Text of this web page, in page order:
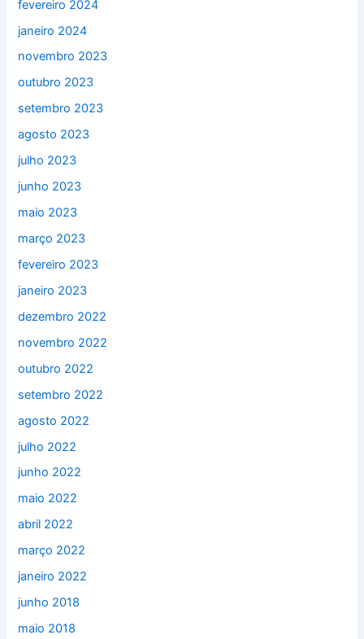
fevereiro 2024
janeiro 2024
novembro 2023
outubro 2023
setembro 2023
agosto 2023
julho 2023
junho 2023
maio 2023
março 2023
fevereiro 2023
janeiro 2023
dezembro 2022
novembro 2022
outubro 2022
setembro 2022
agosto 2022
julho 2022
junho 2022
maio 2022
abril 2022
março 2022
janeiro 2022
junho 2018
maio 2018